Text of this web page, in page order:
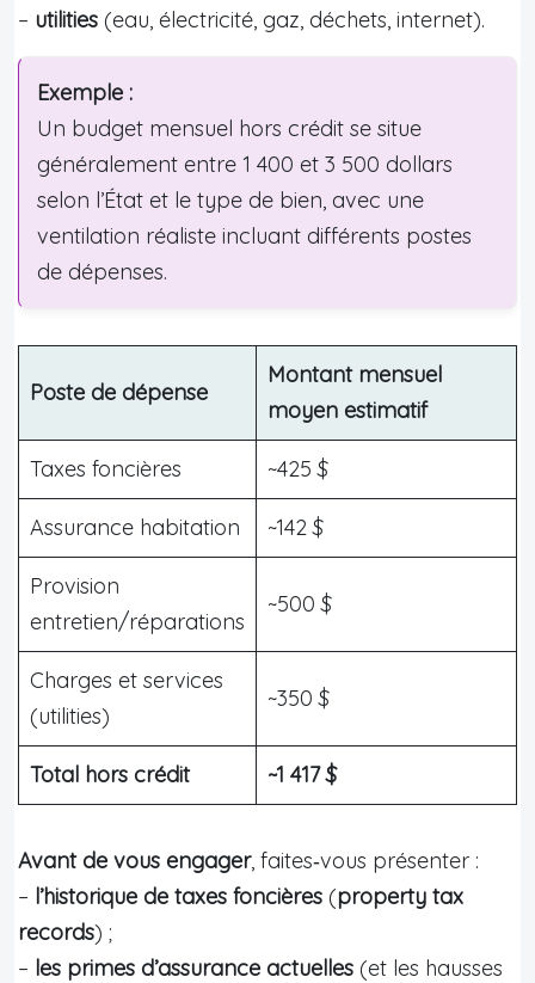
– utilities (eau, électricité, gaz, déchets, internet).
Exemple :
Un budget mensuel hors crédit se situe
généralement entre 1 400 et 3 500 dollars
selon l’État et le type de bien, avec une
ventilation réaliste incluant différents postes
de dépenses.
Poste de dépense
Montant mensuel
moyen estimatif
Taxes foncières ~425 $
Assurance habitation ~142 $
Provision
entretien/réparations
~500 $
Charges et services
(utilities)
~350 $
Total hors crédit ~1 417 $
Avant de vous engager, faites‑vous présenter :
– l’historique de taxes foncières (property tax
records) ;
– les primes d’assurance actuelles (et les hausses